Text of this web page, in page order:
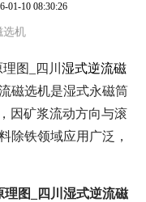
01-10 08:30:26
选机
图_四川 湿式逆流磁
磁选机是湿式永磁筒
因矿浆流动方向与滚
除铁领域应用广泛，
图_四川湿式逆流磁